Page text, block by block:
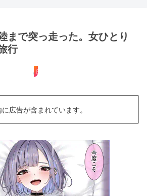
まで突っ走った。女ひとり
行
日帰り
広告が含まれています。